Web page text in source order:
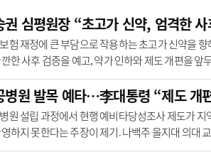
8
수련
9
의과
10 약가
유권해석 정책/통계
권 심평원장 “ 초고가 신약, 엄격한
험 재정에 큰 부담으로 작용하는 초고가 신약을
한 사후 검증을 예고, 약가 인하와 제도 개편을 앞
소리가 제기..
병원 발목 예타…李대통령 “제도 개
원 설립 과정에서 현행 예비타당성조사 제도가 지
하지 못한다는 주장이 제기. 나백주 을지대 의대
필수..